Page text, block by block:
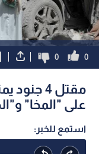
0
0
مقتل 4
على "المخا"
استمع للخبر: